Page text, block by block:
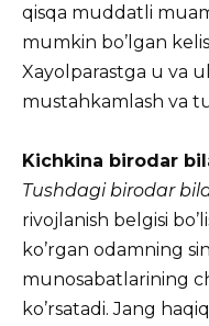
qisqa muddatli
mumkin bo’lgan
Xayolparastga u va
mustahkamlash va
Kichkina birodar
Tushdagi birodar
rivojlanish belgisi
ko’rgan odamning
munosabatlarining
ko’rsatadi. Jang